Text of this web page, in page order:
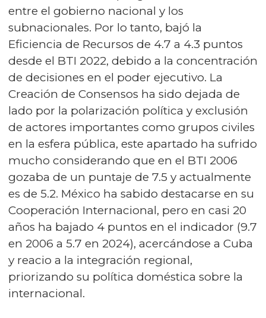
entre el gobierno nacional y los
subnacionales. Por lo tanto, bajó la
Eficiencia de Recursos de 4.7 a 4.3 puntos
desde el BTI 2022, debido a la concentración
de decisiones en el poder ejecutivo. La
Creación de Consensos ha sido dejada de
lado por la polarización política y exclusión
de actores importantes como grupos civiles
en la esfera pública, este apartado ha sufrido
mucho considerando que en el BTI 2006
gozaba de un puntaje de 7.5 y actualmente
es de 5.2. México ha sabido destacarse en su
Cooperación Internacional, pero en casi 20
años ha bajado 4 puntos en el indicador (9.7
en 2006 a 5.7 en 2024), acercándose a Cuba
y reacio a la integración regional,
priorizando su política doméstica sobre la
internacional.